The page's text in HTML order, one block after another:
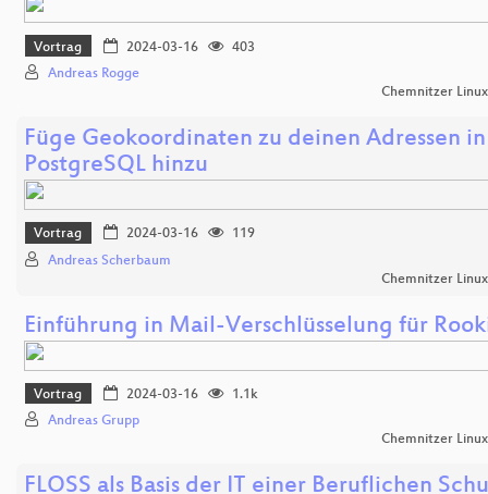
Vortrag 2024-03-16
403
Andreas Rogge
Chemnitzer
Füge Geokoordinaten zu deinen Adressen in
PostgreSQL hinzu
Vortrag 2024-03-16
119
Andreas Scherbaum
Chemnitzer
Einführung in Mail-Verschlüsselung für
Vortrag 2024-03-16
1.1k
Andreas Grupp
Chemnitzer
FLOSS als Basis der IT einer Beruflichen